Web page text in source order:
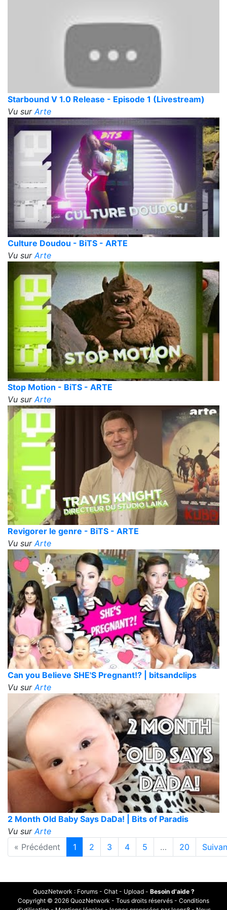
Starbound V 1.0 Release - Episode 1 (Livestream)
Vu sur Arte
Culture Doudou - BiTS - ARTE
Vu sur Arte
Stop Motion - BiTS - ARTE
Vu sur Arte
Revigorer le genre - BiTS - ARTE
Vu sur Arte
Can you Believe SHE'S Pregnant!? | bitsandclips
Vu surArte
2 Month Old Baby Says DaDa! | Bits of Paradis
Vu surArte
« Précédent
1 2 3 4 5 … 20
QuozNetwork : Forums- Chat- Upload- Besoin d'aide ?
Copyright © 2026 QuozNetwork - Tous droits réservés - Conditions